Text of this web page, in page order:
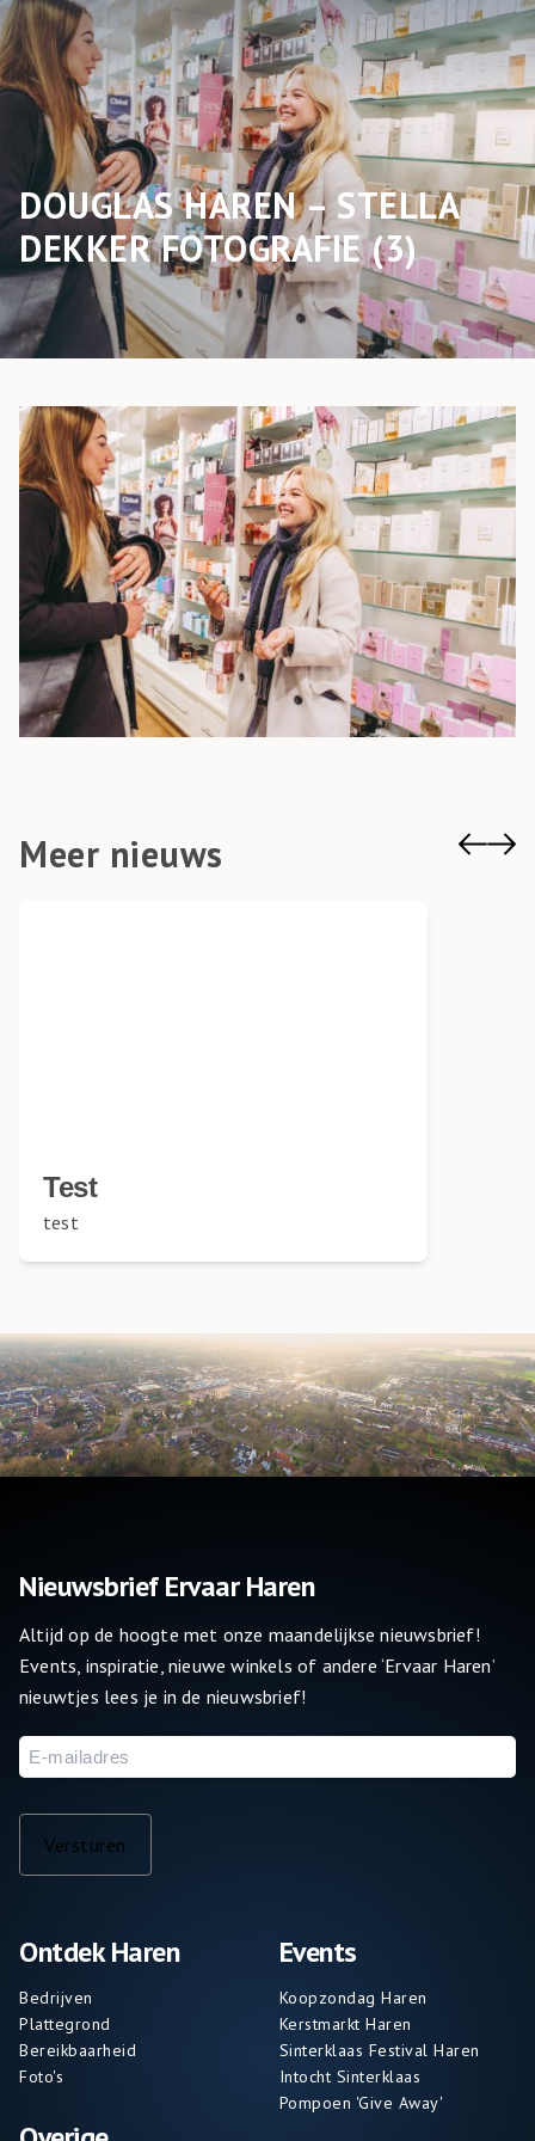
DOUGLAS HAREN – STELLA
DEKKER FOTOGRAFIE (3)
Meer nieuws
Test
test
Ontdek Haren
Bedrijven
Plattegrond
Bereikbaarheid
Foto's
Events
Koopzondag Haren
Kerstmarkt Haren
Sinterklaas Festival Haren
Intocht Sinterklaas
Pompoen 'Give Away'
Nieuwsbrief Ervaar Haren
Altijd op de hoogte met onze maandelijkse nieuwsbrief!
Events, inspiratie, nieuwe winkels of andere ‘Ervaar Haren’
nieuwtjes lees je in de nieuwsbrief!
E-
mailadres
Versturen